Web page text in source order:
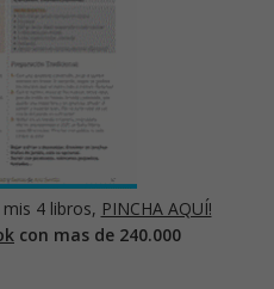
4 libros, PINCHA AQUÍ!
con mas de 240.000